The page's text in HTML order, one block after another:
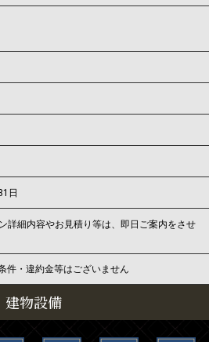
日
詳細内容やお見積り等は、即日ご案内をさせ
件・違約金等はございません
建物設備